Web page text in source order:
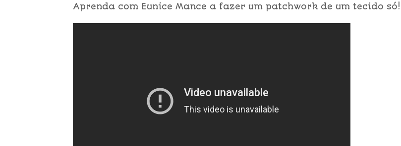
Aprenda com Eunice Mance a fazer um patchwork de um tecido só!